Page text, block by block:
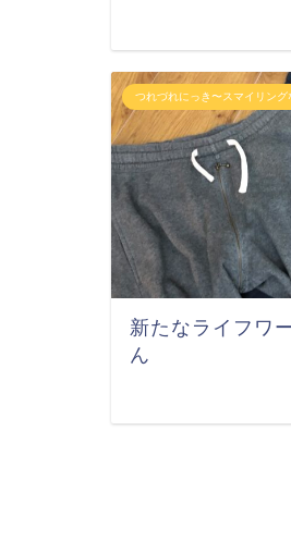
つれづれにっき〜スマイリング
新たなライフワ
ん